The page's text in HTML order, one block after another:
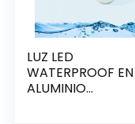
LUZ LED
WATERPROOF EN
ALUMINIO